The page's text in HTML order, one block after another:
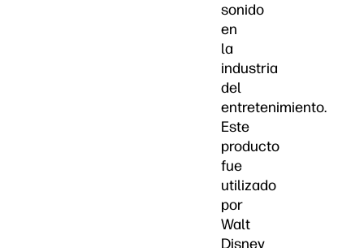
sonido
en
la
industria
del
entretenimiento.
Este
producto
fue
utilizado
por
Walt
Disney